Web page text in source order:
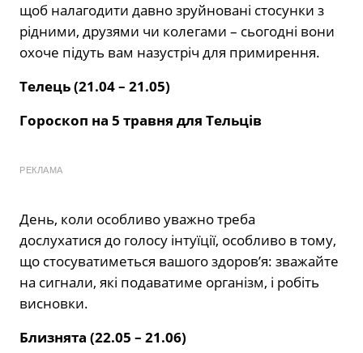
щоб налагодити давно зруйновані стосунки з
рідними, друзями чи колегами – сьогодні вони
охоче підуть вам назустріч для примирення.
Телець (21.04 – 21.05)
Гороскоп на 5 травня для Тельців
РЕКЛАМА
День, коли особливо уважно треба
дослухатися до голосу інтуїції, особливо в тому,
що стосуватиметься вашого здоров’я: зважайте
на сигнали, які подаватиме організм, і робіть
висновки.
Близнята (22.05 – 21.06)